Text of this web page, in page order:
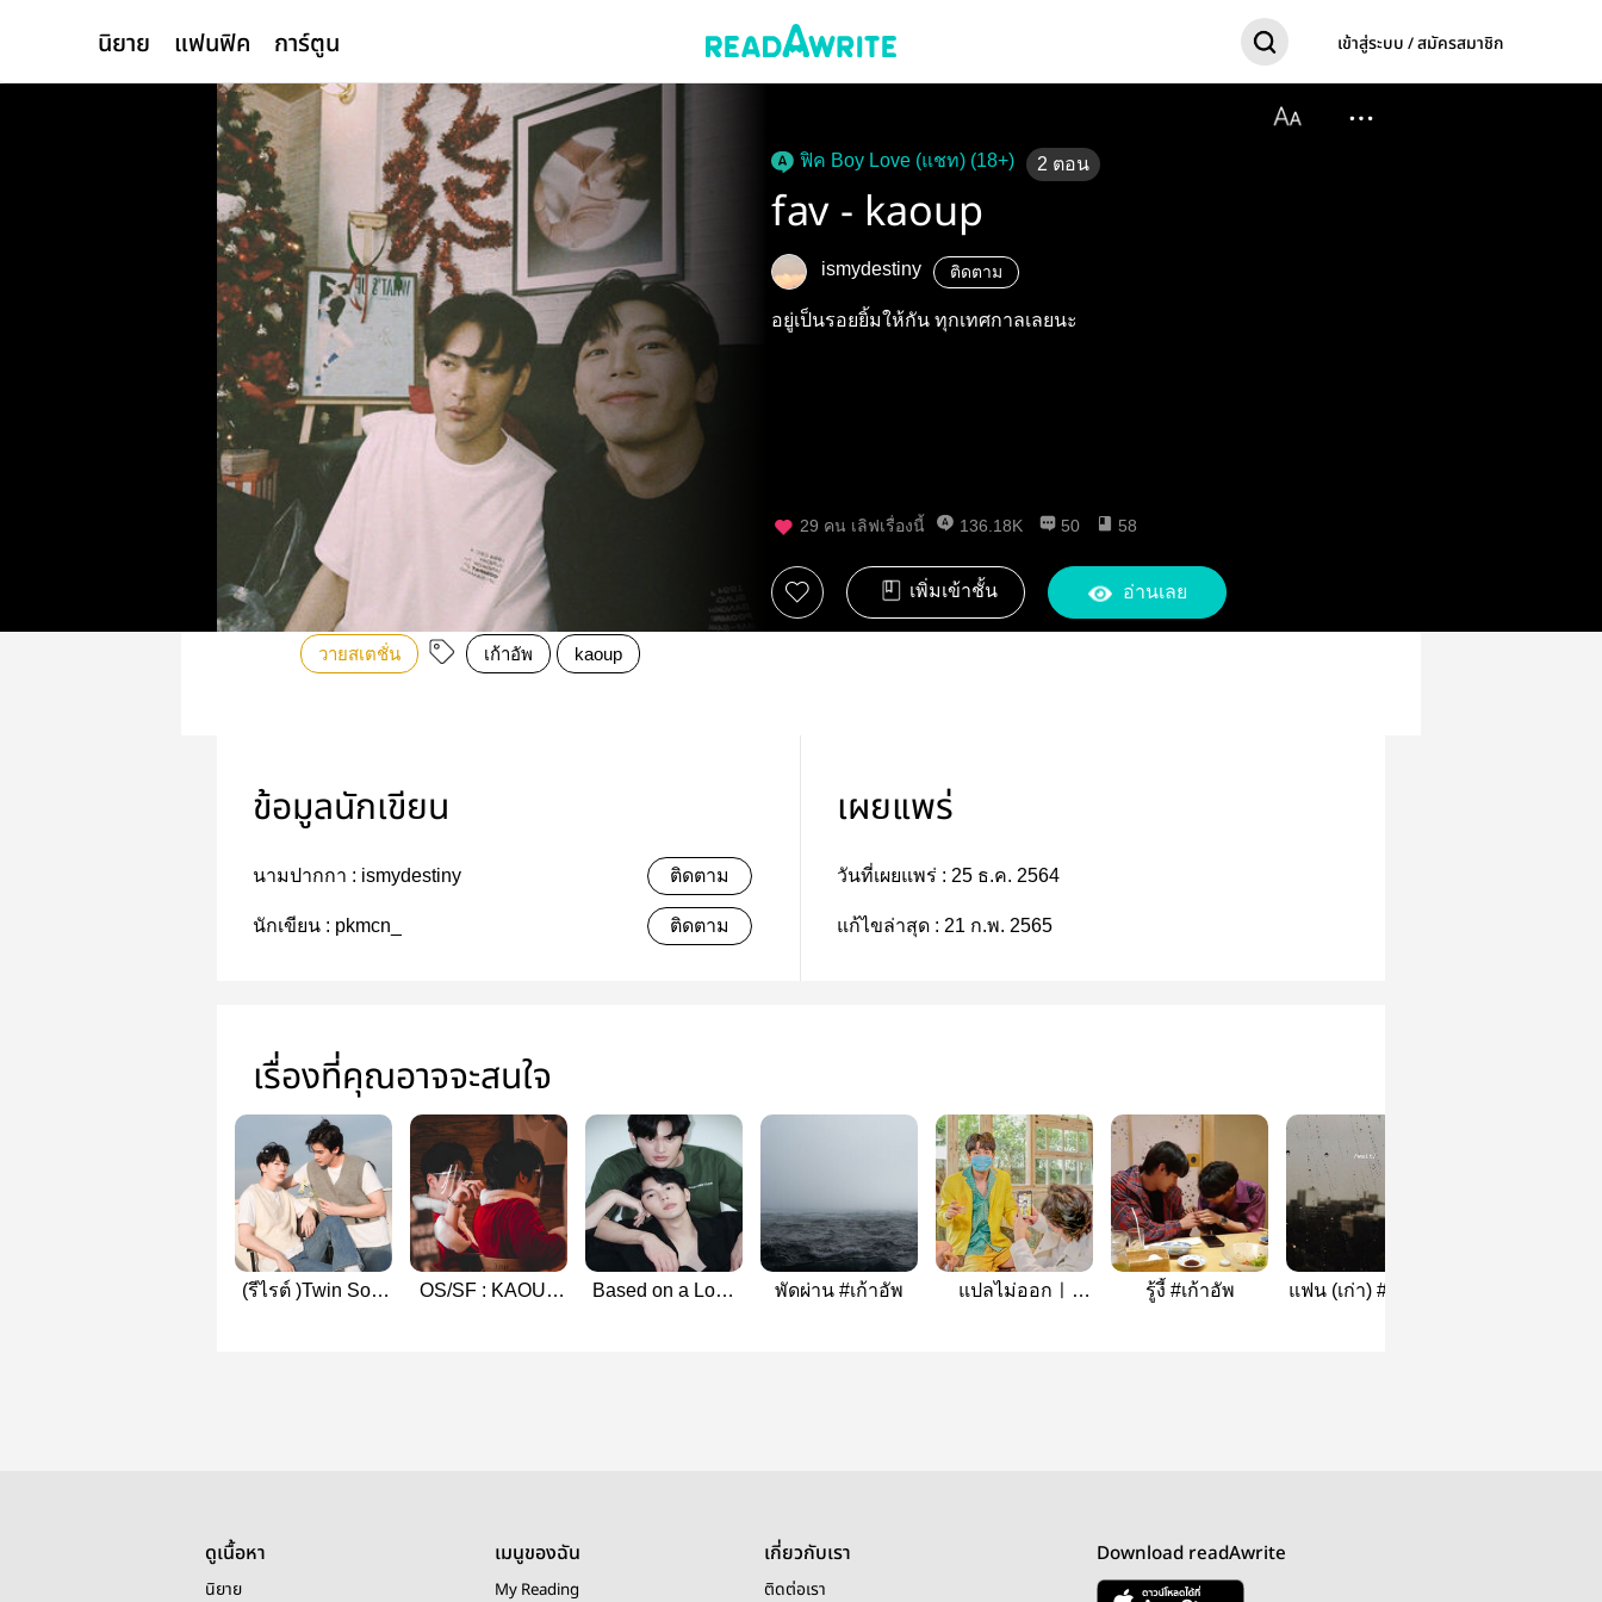
นิยาย แฟนฟิค การ์ตูน เข้าสู่ระบบ / สมัครสมาชิก
ฟิค Boy Love (แชท) (18+) 2 ตอน
fav - kaoup
ismydestiny ติดตาม
อยู่เป็นรอยยิ้มให้กัน ทุกเทศกาลเลยนะ
29 คน เลิฟเรื่องนี้ 136.18K 50 58
เพิ่มเข้าชั้น อ่านเลย
วายสเตชั่น เก้าอัพ kaoup
ข้อมูลนักเขียน
นามปากกา : ismydestiny ติดตาม
นักเขียน : pkmcn_ ติดตาม
เผยแพร่
วันที่เผยแพร่ : 25 ธ.ค. 2564
แก้ไขล่าสุด : 21 ก.พ. 2565
เรื่องที่คุณอาจจะสนใจ
(รีไรต์ )Twin Soul
OS/SF : KAOUP
Based on a Love
พัดผ่าน #เก้าอัพ
แปลไม่ออกㅣ
รู้งี้ #เก้าอัพ แฟน (เก่า) #เก้าอัพ
ดูเนื้อหา
นิยาย
เมนูของฉัน
My Reading
เกี่ยวกับเรา
ติดต่อเรา
Download readAwrite